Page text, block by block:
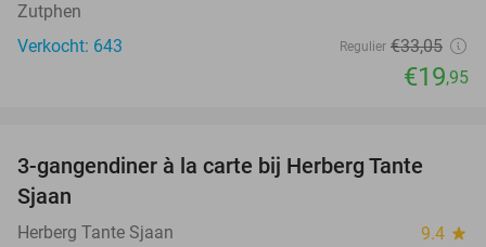
Zutphen
Verkocht: 643
Regulier €33,05
€19,95
52%
3-gangendiner à la carte bij Herberg Tante
Sjaan
Herberg Tante Sjaan 9.4 star